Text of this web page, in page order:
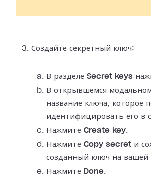
Создайте секретный ключ:
В разделе Secret keys
В открывшемся
название ключа, которое
идентифицировать его в
Нажмите Create key.
Нажмите Copy secret и
созданный ключ на вашей
Нажмите Done.